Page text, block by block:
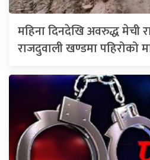
महिना दिनदेखि अवरुद्ध मेची
राजदुवाली खण्डमा पहिरोको